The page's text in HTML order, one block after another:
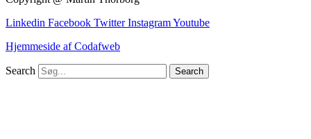
Linkedin Facebook Twitter InstagramYoutube
Hjemmeside af Codafweb
Search Search